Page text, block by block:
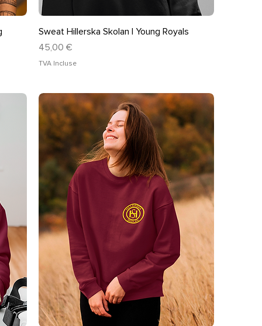
Aperçu rapide
Sweat Hillerska Skolan | Young Royals
Prix
45,00 €
TVA Incluse